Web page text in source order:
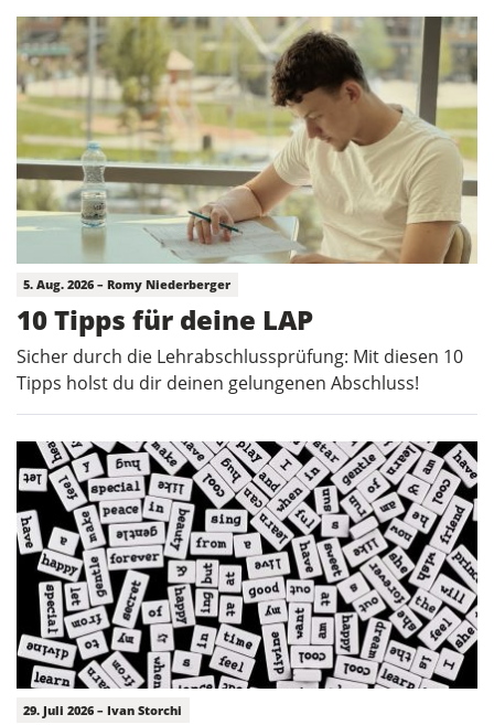
5. Aug. 2026 – Romy Niederberger
10 Tipps für deine LAP
Sicher durch die Lehrabschlussprüfung: Mit diesen 10
Tipps holst du dir deinen gelungenen Abschluss!
29. Juli 2026 – Ivan Storchi